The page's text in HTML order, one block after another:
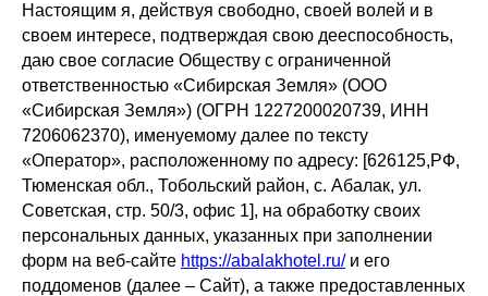
Настоящим я, действуя свободно, своей волей и в
своем интересе, подтверждая свою дееспособность,
даю свое согласие Обществу с ограниченной
ответственностью «Сибирская Земля» (ООО
«Сибирская Земля») (ОГРН 1227200020739, ИНН
7206062370), именуемому далее по тексту
«Оператор», расположенному по адресу: [626125,РФ,
Тюменская обл., Тобольский район, с. Абалак, ул.
Советская, стр. 50/3, офис 1], на обработку своих
персональных данных, указанных при заполнении
форм на веб-сайте https://abalakhotel.ru/и его
поддоменов (далее – Сайт), а также предоставленных